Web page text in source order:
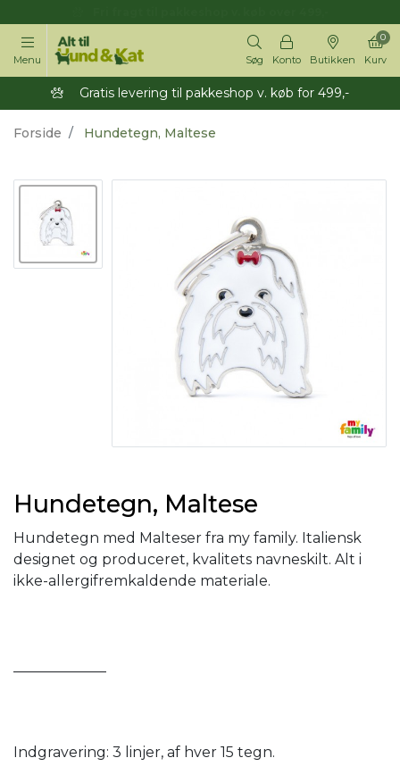
Menu Søg Konto Butikken Kurv
0
Gratis levering til pakkeshop v. køb for 499,-
Forside Hundetegn, Maltese
Hundetegn, Maltese
Hundetegn med Malteser fra my family. Italiensk
designet og produceret, kvalitets navneskilt. Alt i
ikke-allergifremkaldende materiale.
Indgravering: 3 linjer, af hver 15 tegn.